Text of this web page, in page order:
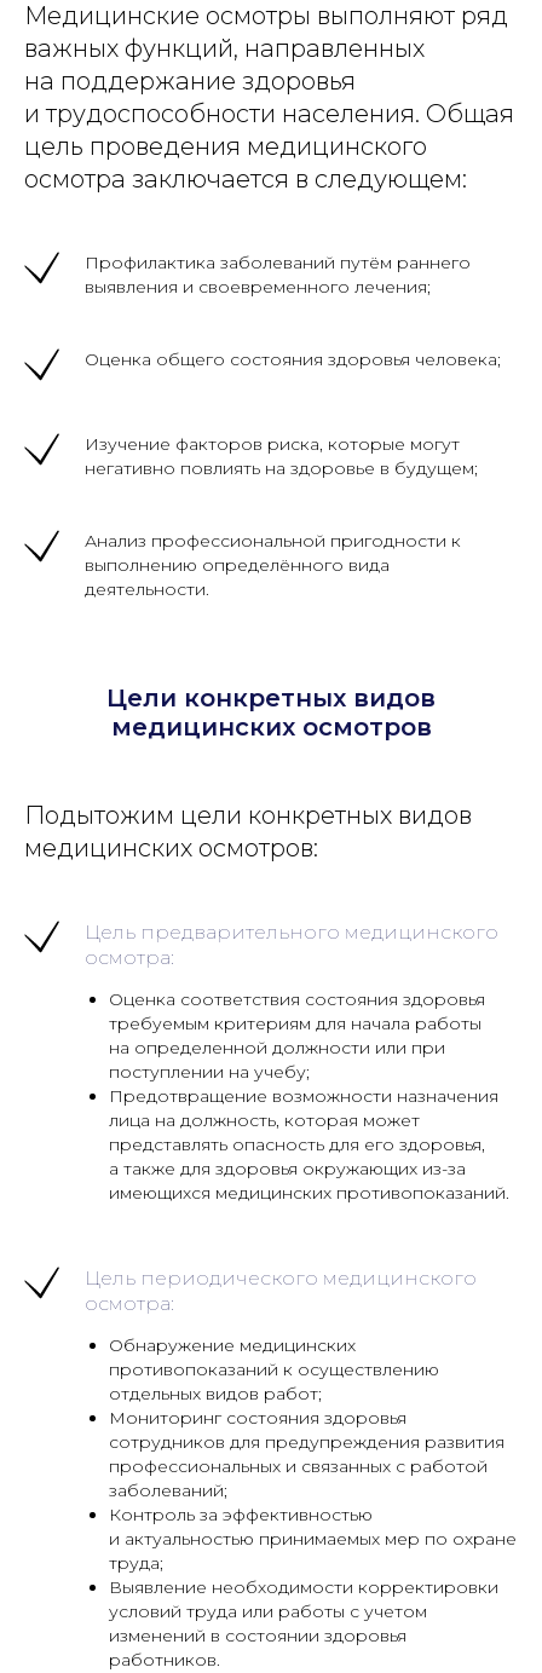
Медицинские осмотры выполняют ряд
важных функций, направленных
на поддержание здоровья
и трудоспособности населения. Общая
цель проведения медицинского
осмотра заключается в следующем:
Профилактика заболеваний путём раннего
выявления и своевременного лечения;
Оценка общего состояния здоровья человека;
Изучение факторов риска, которые могут
негативно повлиять на здоровье в будущем;
Анализ профессиональной пригодности к
выполнению определённого вида
деятельности.
Цели конкретных видов
медицинских осмотров
Подытожим цели конкретных видов
медицинских осмотров:
Цель предварительного медицинского
осмотра:
Оценка соответствия состояния здоровья
требуемым критериям для начала работы
на определенной должности или при
поступлении на учебу;
Предотвращение возможности назначения
лица на должность, которая может
представлять опасность для его здоровья,
а также для здоровья окружающих из-за
имеющихся медицинских противопоказаний.
Цель периодического медицинского
осмотра:
Обнаружение медицинских
противопоказаний к осуществлению
отдельных видов работ;
Мониторинг состояния здоровья
сотрудников для предупреждения развития
профессиональных и связанных с работой
заболеваний;
Контроль за эффективностью
и актуальностью принимаемых мер по охране
труда;
Выявление необходимости корректировки
условий труда или работы с учетом
изменений в состоянии здоровья
работников.